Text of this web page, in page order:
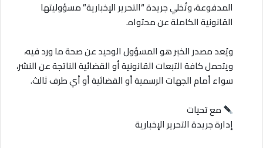
المدفوعة، وتُخلي جريدة “التحرير الإخبارية” مسؤوليتها
القانونية الكاملة عن محتواه.
ويُعد مصدر الخبر هو المسؤول الوحيد عن صحة ما ورد فيه،
ويتحمل كافة التبعات القانونية أو القضائية الناتجة عن النشر،
سواء أمام الجهات الرسمية أو القضائية أو أي طرف ثالث.
مع تحيات
إدارة جريدة التحرير الإخبارية